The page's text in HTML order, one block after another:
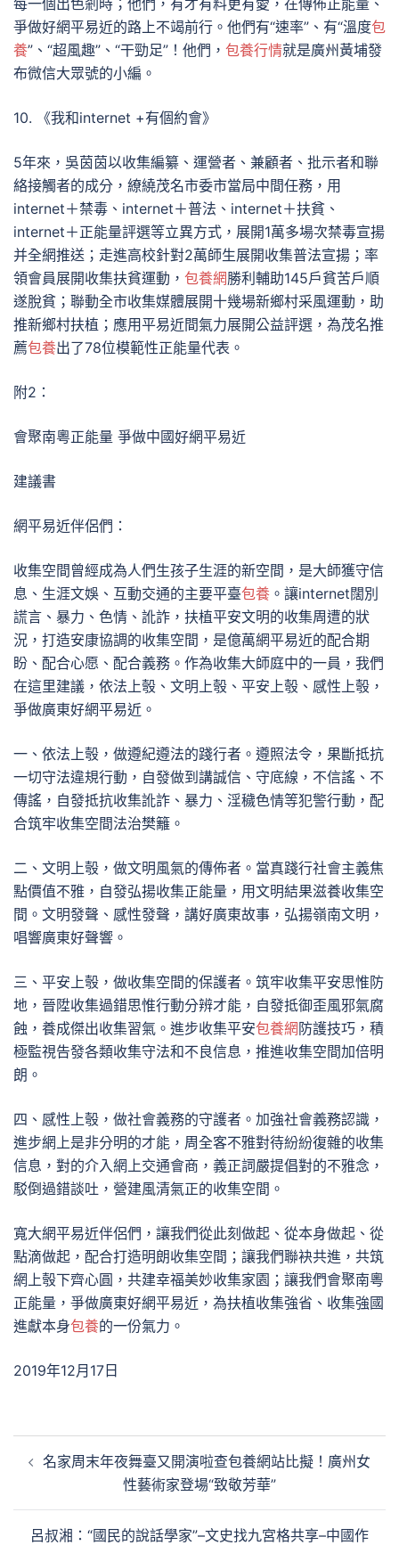
每一個出色剎時；他們，有才有料更有愛，在傳佈正能量、
爭做好網平易近的路上不竭前行。他們有“速率”、有“溫度包
養”、“超風趣”、“干勁足”！他們， 包養行情就是廣州黃埔發
布微信大眾號的小編。
10. 《我和internet +有個約會》
5年來，吳茵茵以收集編纂、運營者、兼顧者、批示者和聯
絡接觸者的成分，繚繞茂名市委市當局中間任務，用
internet＋禁毒、internet＋普法、internet＋扶貧、
internet＋正能量評選等立異方式，展開1萬多場次禁毒宣揚
并全網推送；走進高校針對2萬師生展開收集普法宣揚；率
領會員展開收集扶貧運動， 包養網勝利輔助145戶貧苦戶順
遂脫貧；聯動全市收集媒體展開十幾場新鄉村采風運動，助
推新鄉村扶植；應用平易近間氣力展開公益評選，為茂名推
薦包養出了78位模範性正能量代表。
附2：
會聚南粵正能量 爭做中國好網平易近
建議書
網平易近伴侶們：
收集空間曾經成為人們生孩子生涯的新空間，是大師獲守信
息、生涯文娛、互動交通的主要平臺包養 。讓internet闊別
謊言、暴力、色情、訛詐，扶植平安文明的收集周遭的狀
況，打造安康協調的收集空間，是億萬網平易近的配合期
盼、配合心愿、配合義務。作為收集大師庭中的一員，我們
在這里建議，依法上彀、文明上彀、平安上彀、感性上彀，
爭做廣東好網平易近。
一、依法上彀，做遵紀遵法的踐行者。遵照法令，果斷抵抗
一切守法違規行動，自發做到講誠信、守底線，不信謠、不
傳謠，自發抵抗收集訛詐、暴力、淫穢色情等犯警行動，配
合筑牢收集空間法治樊籬。
二、文明上彀，做文明風氣的傳佈者。當真踐行社會主義焦
點價值不雅，自發弘揚收集正能量，用文明結果滋養收集空
間。文明發聲、感性發聲，講好廣東故事，弘揚嶺南文明，
唱響廣東好聲響。
三、平安上彀，做收集空間的保護者。筑牢收集平安思惟防
地，晉陞收集過錯思惟行動分辨才能，自發抵御歪風邪氣腐
蝕，養成傑出收集習氣。進步收集平安包養網 防護技巧，積
極監視告發各類收集守法和不良信息，推進收集空間加倍明
朗。
四、感性上彀，做社會義務的守護者。加強社會義務認識，
進步網上是非分明的才能，周全客不雅對待紛紛復雜的收集
信息，對的介入網上交通會商，義正詞嚴提倡對的不雅念，
駁倒過錯談吐，營建風清氣正的收集空間。
寬大網平易近伴侶們，讓我們從此刻做起、從本身做起、從
點滴做起，配合打造明朗收集空間；讓我們聯袂共進，共筑
網上彀下齊心圓，共建幸福美妙收集家園；讓我們會聚南粵
正能量，爭做廣東好網平易近，為扶植收集強省、收集強國
進獻本身包養的一份氣力。
2019年12月17日
章 名家周末年夜舞臺又開演啦查包養網站比擬！廣州女
性藝術家登場“致敬芳華”
呂叔湘：“國民的說話學家”–文史找九宮格共享–中國作